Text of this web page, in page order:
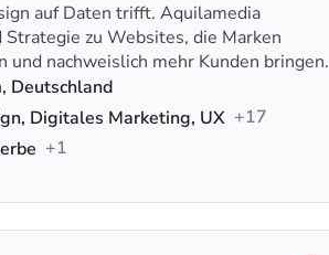
auf Daten trifft. Aquilamedia
zu Websites, die Marken
und nachweislich mehr Kunden bringen.
Deutschland
Digitales Marketing, UX +17
+1